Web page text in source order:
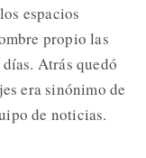
espacios
propio las
Atrás quedó
era sinónimo de
de noticias.